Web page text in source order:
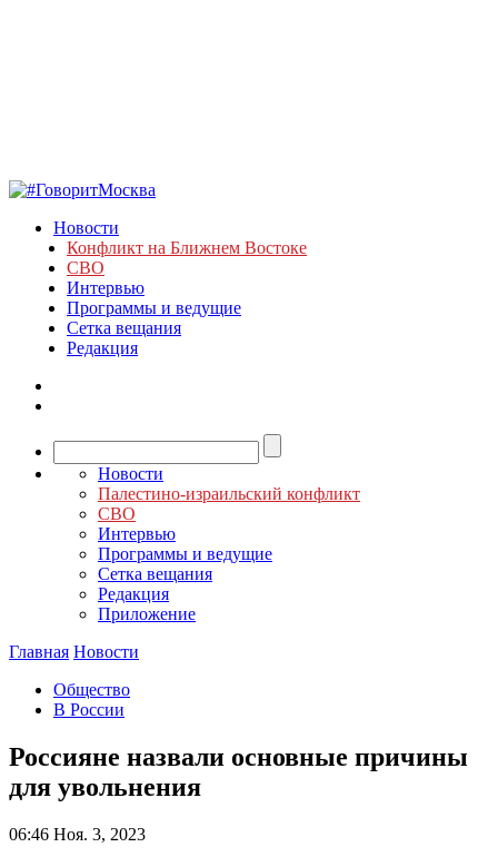
Новости
Конфликт на Ближнем Востоке
СВО
Интервью
Программы и ведущие
Сетка вещания
Редакция
Новости
Палестино-израильский конфликт
СВО
Интервью
Программы и ведущие
Сетка вещания
Редакция
Приложение
Главная Новости
Общество
В России
Россияне назвали основные причины
для увольнения
06:46 Ноя. 3, 2023